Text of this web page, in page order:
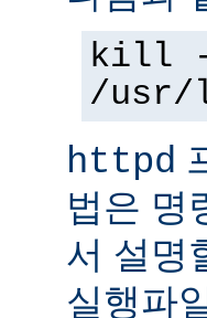
kill -
/usr/
httpd
법은 명
서 설명
실행파